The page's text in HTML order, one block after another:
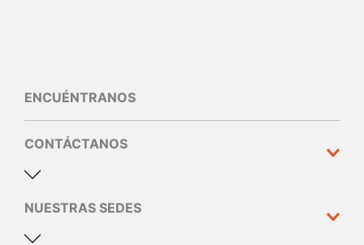
ENCUÉNTRANOS
CONTÁCTANOS
Dirección y teléfono
Calle 10 N°30 - 310 Medellín
NUESTRAS SEDES